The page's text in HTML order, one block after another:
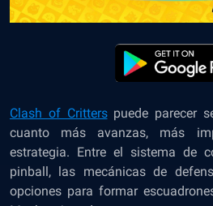
Clash of Critterspuede parecer
cuanto más avanzas, más
estrategia. Entre el sistema de
pinball, las mecánicas de
opciones para formar